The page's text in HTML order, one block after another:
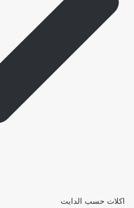
اكلات حسب الدايت